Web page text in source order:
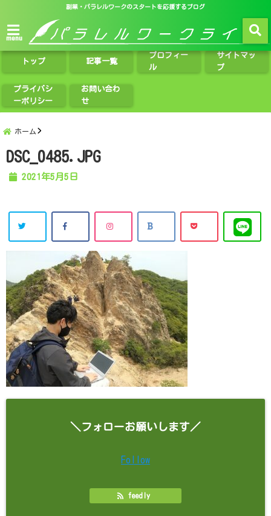
副業・パラレルワークのスタートを応援するブログ
menu
トップ 記事一覧
プロフィー
ル
サイトマッ
プ
プライバシ
ーポリシー
お問い合わ
せ
ホーム
DSC_0485.JPG
2021年5月5日
＼フォローお願いします／
Follow
feedly